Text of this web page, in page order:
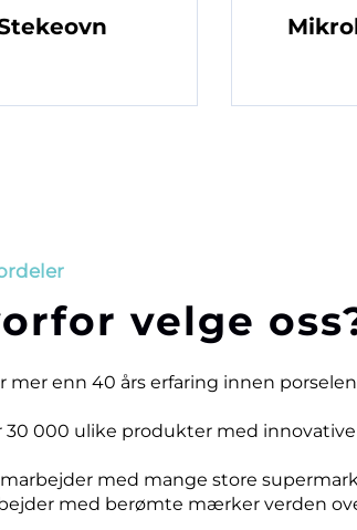
velge
mer enn 40 års erfaring innen
30 000 ulike produkter med
med mange store
med berømte mærker verden